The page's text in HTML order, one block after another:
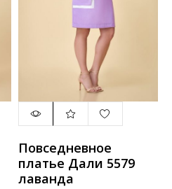
Повседневное
платье Дали 5579
лаванда